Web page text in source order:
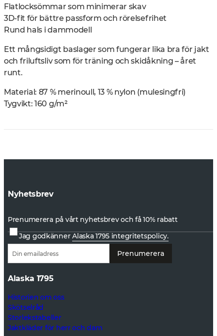
Flatlocksömmar som minimerar skav
3D-fit för bättre passform och rörelsefrihet
Rund hals i dammodell
Ett mångsidigt baslager som fungerar lika bra för jakt
och friluftsliv som för träning och skidåkning – året
runt.
Material: 87 % merinoull, 13 % nylon (mulesingfri)
Tygvikt: 160 g/m²
Nyhetsbrev
Prenumerera på vårt nyhetsbrev och få 10% rabatt
Jag godkännerAlaska 1795 integritetspolicy.
Prenumerera
Alaska 1795
Historien om oss
Skötselråd
Storlekstabeller
Jaktkläder för herr och dam